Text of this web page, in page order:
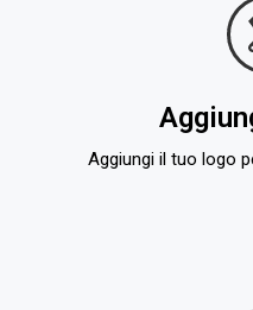
Aggiungi il tuo logo